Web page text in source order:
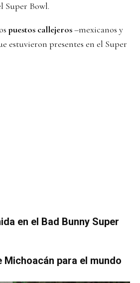
Super Bowl.
puestos callejeros–mexicanos y
estuvieron presentes en el Super
en el Bad Bunny Super
Michoacán para el mundo